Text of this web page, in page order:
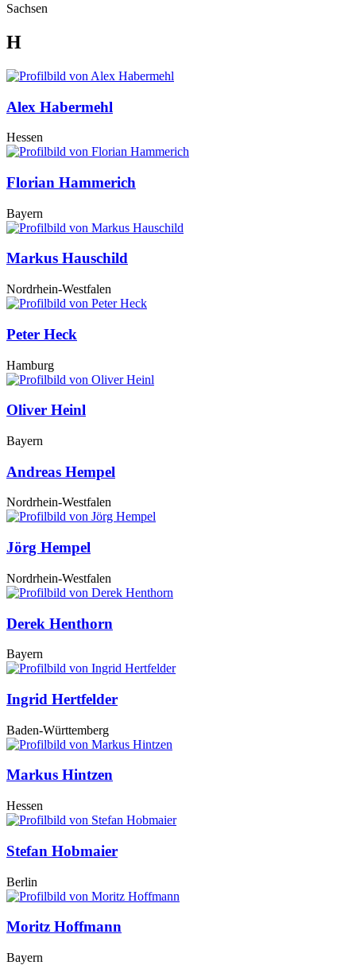
Sachsen
H
Alex Habermehl
Hessen
Florian Hammerich
Bayern
Markus Hauschild
Nordrhein-Westfalen
Peter Heck
Hamburg
Oliver Heinl
Bayern
Andreas Hempel
Nordrhein-Westfalen
Jörg Hempel
Nordrhein-Westfalen
Derek Henthorn
Bayern
Ingrid Hertfelder
Baden-Württemberg
Markus Hintzen
Hessen
Stefan Hobmaier
Berlin
Moritz Hoffmann
Bayern